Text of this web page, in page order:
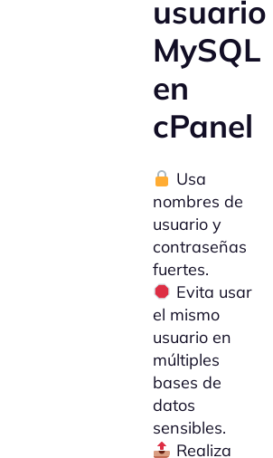
usuario
MySQL
en
cPanel
Usa
nombres de
usuario y
contraseñas
fuertes.
Evita usar
el mismo
usuario en
múltiples
bases de
datos
sensibles.
Realiza